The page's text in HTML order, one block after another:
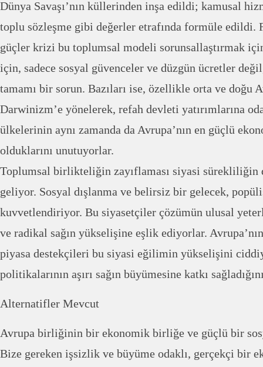
Dünya Savaşı’nın küllerinden inşa edildi; kamusal
toplu sözleşme gibi değerler etrafında formüle edildi.
güçler krizi bu toplumsal modeli sorunsallaştırmak
için, sadece sosyal güvenceler ve düzgün ücretler
tamamı bir sorun. Bazıları ise, özellikle orta ve doğu
Darwinizm’e yönelerek, refah devleti yatırımlarına
ülkelerinin aynı zamanda da Avrupa’nın en güçlü
olduklarını unutuyorlar.
Toplumsal birlikteliğin zayıflaması siyasi sürekliliğin
geliyor. Sosyal dışlanma ve belirsiz bir gelecek,
kuvvetlendiriyor. Bu siyasetçiler çözümün ulusal
ve radikal sağın yükselişine eşlik ediyorlar.
piyasa destekçileri bu siyasi eğilimin yükselişini
politikalarının aşırı sağın büyümesine katkı
Alternatifler Mevcut
Avrupa birliğinin bir ekonomik birliğe ve güçlü bir
Bize gereken işsizlik ve büyüme odaklı, gerçekçi bir